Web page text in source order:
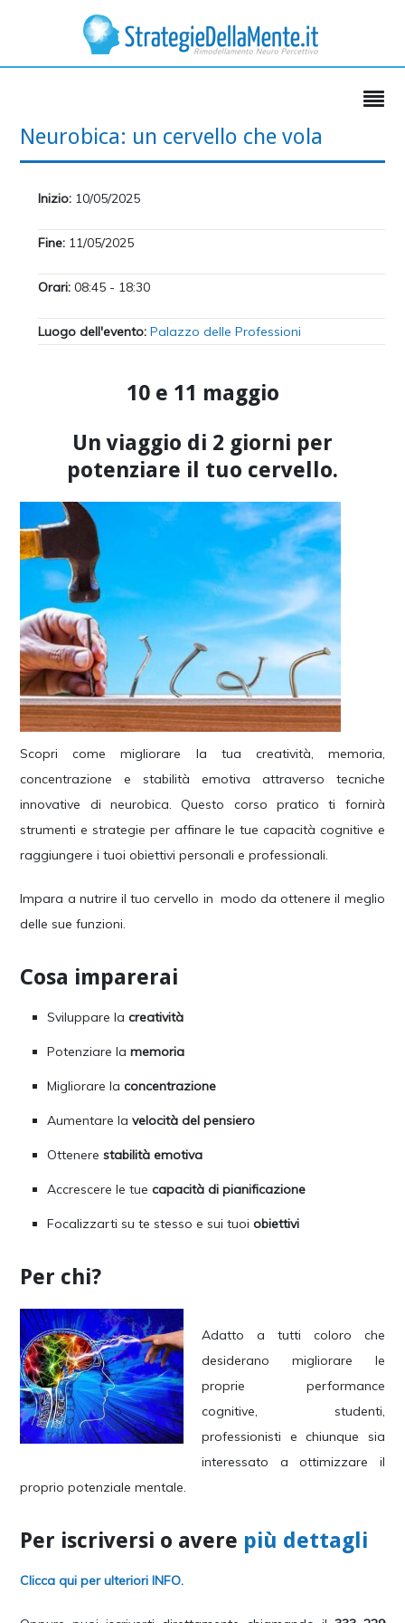
Neurobica: un cervello che vola
Inizio: 10/05/2025
Fine: 11/05/2025
Orari:08:45 - 18:30
Luogo dell'evento:Palazzo delle Professioni
10 e 11 maggio
Un viaggio di 2 giorni per
potenziare il tuo cervello.
Scopri come migliorare la tua creatività, memoria,
concentrazione e stabilità emotiva attraverso tecniche
innovative di neurobica. Questo corso pratico ti fornirà
strumenti e strategie per affinare le tue capacità cognitive e
raggiungere i tuoi obiettivi personali e professionali.
Impara a nutrire il tuo cervello in modo da ottenere il meglio
delle sue funzioni.
Cosa imparerai
Sviluppare lacreatività
Potenziare lamemoria
Migliorare laconcentrazione
Aumentare lavelocità del pensiero
Ottenerestabilità emotiva
Accrescere le tuecapacità di pianificazione
Focalizzarti su te stesso e sui tuoiobiettivi
Per chi?
Adatto a tutti coloro che
desiderano migliorare le
proprie performance
cognitive, studenti,
professionisti e chiunque sia
interessato a ottimizzare il
proprio potenziale mentale.
Per iscriversi o avere più dettagli
Clicca qui per ulteriori INFO.